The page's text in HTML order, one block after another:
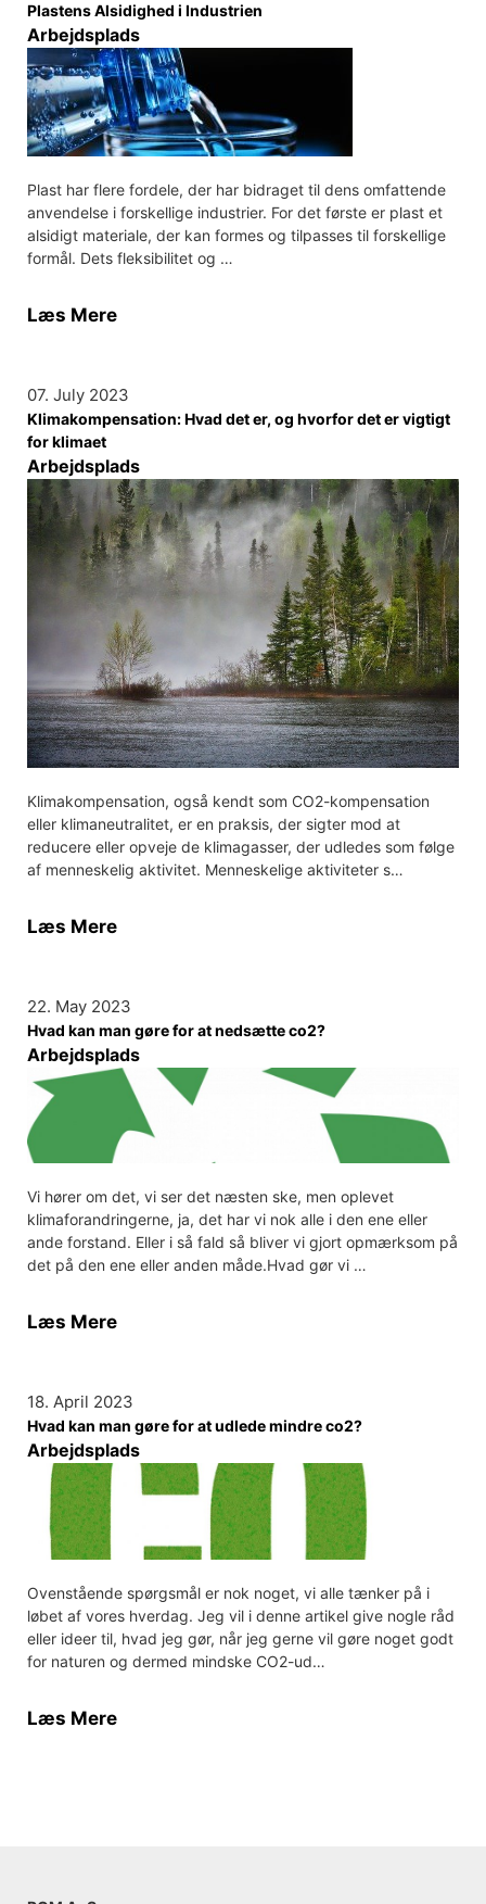
Plastens Alsidighed i Industrien
Arbejdsplads
Plast har flere fordele, der har bidraget til dens omfattende
anvendelse i forskellige industrier. For det første er plast et
alsidigt materiale, der kan formes og tilpasses til forskellige
formål. Dets fleksibilitet og …
Læs Mere
07. July 2023
Klimakompensation: Hvad det er, og hvorfor det er vigtigt
for klimaet
Arbejdsplads
Klimakompensation, også kendt som CO2-kompensation
eller klimaneutralitet, er en praksis, der sigter mod at
reducere eller opveje de klimagasser, der udledes som følge
af menneskelig aktivitet. Menneskelige aktiviteter s…
Læs Mere
22. May 2023
Hvad kan man gøre for at nedsætte co2?
Arbejdsplads
Vi hører om det, vi ser det næsten ske, men oplevet
klimaforandringerne, ja, det har vi nok alle i den ene eller
ande forstand. Eller i så fald så bliver vi gjort opmærksom på
det på den ene eller anden måde.Hvad gør vi …
Læs Mere
18. April 2023
Hvad kan man gøre for at udlede mindre co2?
Arbejdsplads
Ovenstående spørgsmål er nok noget, vi alle tænker på i
løbet af vores hverdag. Jeg vil i denne artikel give nogle råd
eller ideer til, hvad jeg gør, når jeg gerne vil gøre noget godt
for naturen og dermed mindske CO2-ud…
Læs Mere